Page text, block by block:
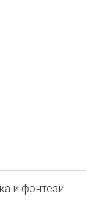
и фэнтези